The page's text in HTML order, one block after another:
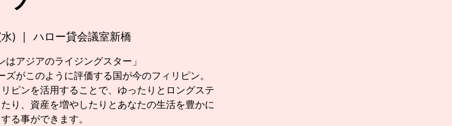
)
  |
ハロー貸会議室新橋
はアジアのライジングスター」
がこのように評価する国が今のフィリピン。
ピンを活用することで、ゆったりとロングステ
り、資産を増やしたりとあなたの生活を豊かに
する事ができます。